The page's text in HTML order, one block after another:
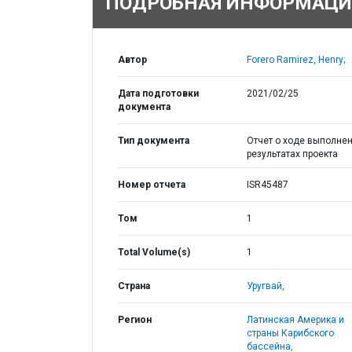
Автор Forero Ramirez, Henry;
Дата подготовки
документа
2021/02/25
Тип документа
Отчет о ходе
результатах проекта
Номер отчета ISR45487
Том 1
Total Volume(s) 1
Страна Уругвай,
Регион
Латинская Америка и
страны Карибского
бассейна,